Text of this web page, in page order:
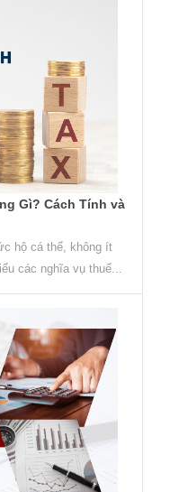
Gì? Cách Tính và
hộ cá thể, không ít
các nghĩa vụ thuế...